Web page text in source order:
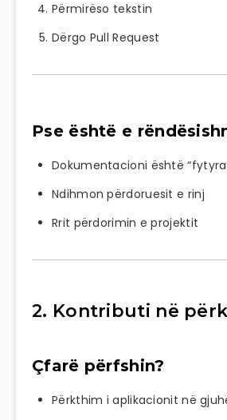
Përmirëso tekstin
Dërgo Pull Request
Pse është e
Dokumentacioni është
Ndihmon përdoruesit e rinj
Rrit përdorimin e projektit
2. Kontributi në
Çfarë përfshin?
Përkthim i aplikacionit në